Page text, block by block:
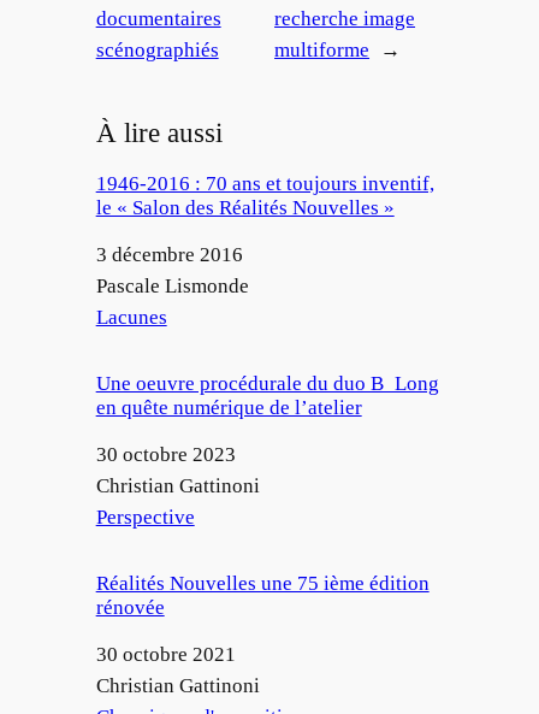
documentaires
scénographiés
recherche image
multiforme
→
À lire aussi
1946-2016 : 70 ans et toujours inventif,
le « Salon des Réalités Nouvelles »
Date
3 décembre 2016
Auteur
Pascale Lismonde
Par rapport à
Lacunes
Une oeuvre procédurale du duo B_Long
en quête numérique de l’atelier
Date
30 octobre 2023
Auteur
Christian Gattinoni
Par rapport à
Perspective
Réalités Nouvelles une 75 ième édition
rénovée
Date
30 octobre 2021
Auteur
Christian Gattinoni